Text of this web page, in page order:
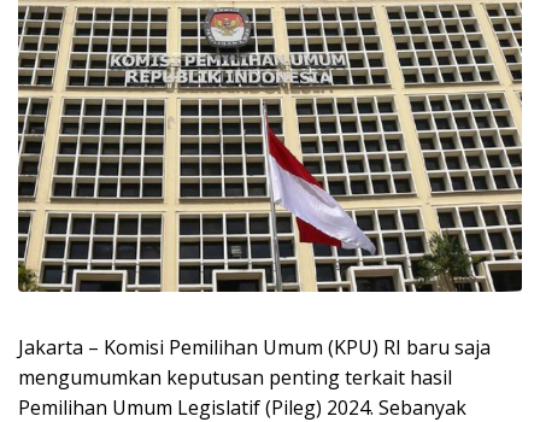
Jakarta – Komisi Pemilihan Umum (KPU) RI baru saja
mengumumkan keputusan penting terkait hasil
Pemilihan Umum Legislatif (Pileg) 2024. Sebanyak